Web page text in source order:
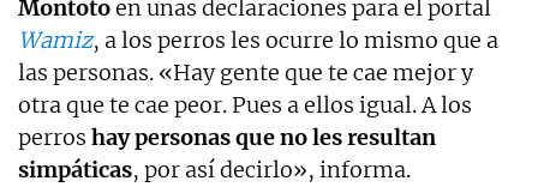
Montotoen unas declaraciones para el portal
Wamiz, a los perros les ocurre lo mismo que a
las personas. «Hay gente que te cae mejor y
otra que te cae peor. Pues a ellos igual. A los
perros hay personas que no les resultan
simpáticas, por así decirlo», informa.